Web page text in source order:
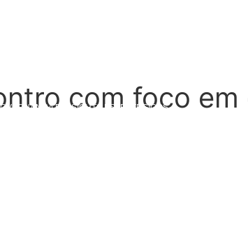
E INSIGHTS ESTRATÉGICOS
com foco